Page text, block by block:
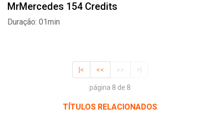
MrMercedes 154 Credits
Duração: 01min
|< << >> >|
página 8 de 8
TÍTULOS RELACIONADOS